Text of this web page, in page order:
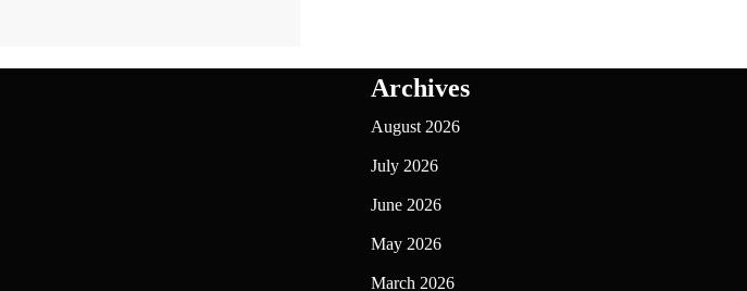
Archives
August 2026
July 2026
June 2026
May 2026
March 2026